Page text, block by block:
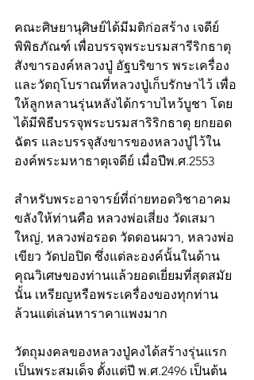
คณะศิษยานุศิษย์ได้มีมติก่อสร้าง เจดีย์
พิพิธภัณฑ์ เพื่อบรรจุพระบรมสารีริกธาตุ
สังขารองค์หลวงปู่ อัฐบริขาร พระเครื่อง
และวัตถุโบราณที่หลวงปู่เก็บรักษาไว้ เพื่อ
ให้ลูกหลานรุ่นหลังได้กราบไหว้บูชา โดย
ได้มีพิธีบรรจุพระบรมสาริริกธาตุ ยกยอด
ฉัตร และบรรจุสังขารของหลวงปู่ไว้ใน
องค์พระมหาธาตุเจดีย์ เมื่อปีพ.ศ.2553
สำหรับพระอาจารย์ที่ถ่ายทอดวิชาอาคม
ขลังให้ท่านคือ หลวงพ่อเสี่ยง วัดเสมา
ใหญ่, หลวงพ่อรอด วัดดอนผวา, หลวงพ่อ
เขียว วัดปอปิด ซึ่งแต่ละองค์นั้นในด้าน
คุณวิเศษของท่านแล้วยอดเยี่ยมที่สุดสมัย
นั้น เหรียญหรือพระเครื่องของทุกท่าน
ล้วนแต่เล่นหาราคาแพงมาก
วัตถุมงคลของหลวงปู่คงได้สร้างรุ่นแรก
เป็นพระสมเด็จ ตั้งแต่ปี พ.ศ.2496 เป็นต้น